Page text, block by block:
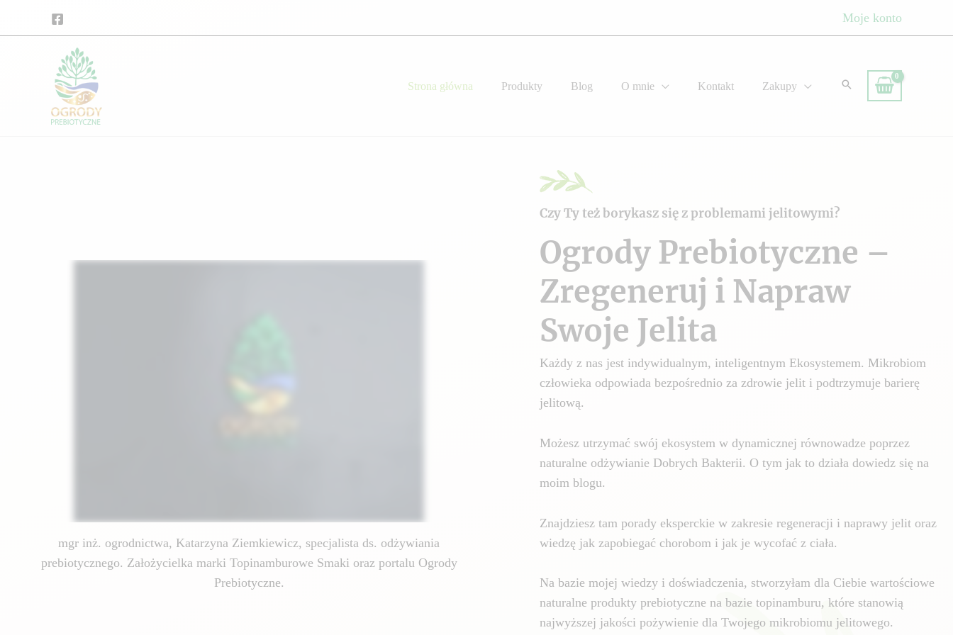
Moje konto
Strona główna Produkty Blog O mnie Kontakt Zakupy
mgr inż. ogrodnictwa, Katarzyna Ziemkiewicz, specjalista ds. odżywiania
prebiotycznego. Założycielka marki Topinamburowe Smaki oraz portalu Ogrody
Prebiotyczne.
Czy Ty też borykasz się z problemami jelitowymi?
Ogrody Prebiotyczne –
Zregeneruj i Napraw
Swoje Jelita
Każdy z nas jest indywidualnym, inteligentnym Ekosystemem. Mikrobiom
człowieka odpowiada bezpośrednio za zdrowie jelit i podtrzymuje barierę
jelitową.
Możesz utrzymać swój ekosystem w dynamicznej równowadze poprzez
naturalne odżywianie Dobrych Bakterii. O tym jak to działa dowiedz się na
moim blogu.
Znajdziesz tam porady eksperckie w zakresie regeneracji i naprawy jelit oraz
wiedzę jak zapobiegać chorobom i jak je wycofać z ciała.
Na bazie mojej wiedzy i doświadczenia, stworzyłam dla Ciebie wartościowe
naturalne produkty prebiotyczne na bazie topinamburu, które stanowią
najwyższej jakości pożywienie dla Twojego mikrobiomu jelitowego.